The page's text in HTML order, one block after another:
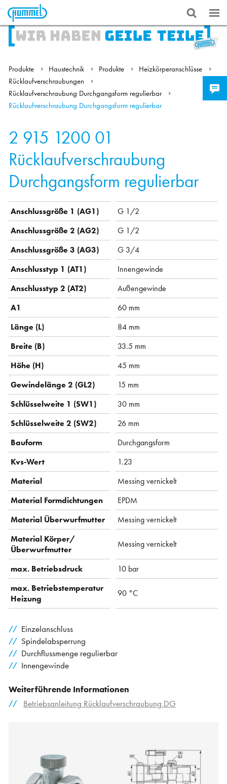
Produkte Haustechnik Produkte
Heizkörperanschlüsse
Rücklaufverschraubungen
Rücklaufverschraubung Durchgangsform regulierbar
Rücklaufverschraubung Durchgangsform regulierbar
2 915 1200 01
Rücklaufverschraubung
Durchgangsform regulierbar
Anschlussgröße 1 (AG1)
G 1/2
Anschlussgröße 2 (AG2)
G 1/2
Anschlussgröße 3 (AG3)
G 3/4
Anschlusstyp 1 (AT1)
Innengewinde
Anschlusstyp 2 (AT2)
Außengewinde
A1
60 mm
Länge (L)
84 mm
Breite (B)
33.5 mm
Höhe (H)
45 mm
Gewindelänge 2 (GL2)
15 mm
Schlüsselweite 1 (SW1)
30 mm
Schlüsselweite 2 (SW2)
26 mm
Bauform
Durchgangsform
Kvs-Wert
1.23
Material
Messing vernickelt
Material Formdichtungen
EPDM
Material Überwurfmutter
Messing vernickelt
Material Körper/
Überwurfmutter
Messing vernickelt
max. Betriebsdruck
10 bar
max. Betriebstemperatur
Heizung
90 °C
Einzelanschluss
Spindelabsperrung
Durchflussmenge regulierbar
Innengewinde
Weiterführende Informationen
Betriebsanleitung Rücklaufverschraubung DG